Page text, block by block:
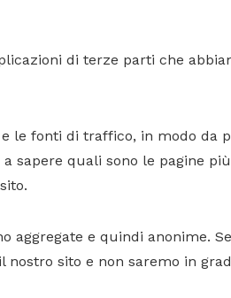
di terze parti che
le fonti di traffico, in modo da
sapere quali sono le pagine
aggregate e quindi anonime.
nostro sito e non saremo in